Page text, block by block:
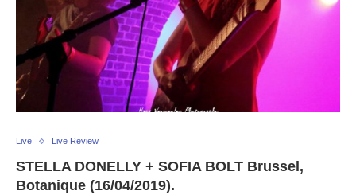
Live Live Review
STELLA DONELLY + SOFIA BOLT Brussel,
Botanique (16/04/2019).